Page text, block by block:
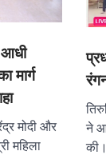
आधी
मार्ग
मोदी और
महिला
ने